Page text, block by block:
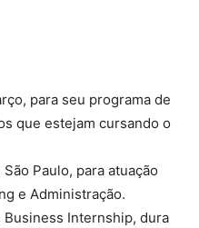
para seu programa de
que estejam cursando o
Paulo, para atuação
e Administração.
Business Internship, dura